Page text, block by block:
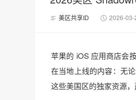
美区共享ID 2026-03-
苹果的 iOS 应用商店会
在当地上线的内容：无
这些美国区的独家资源